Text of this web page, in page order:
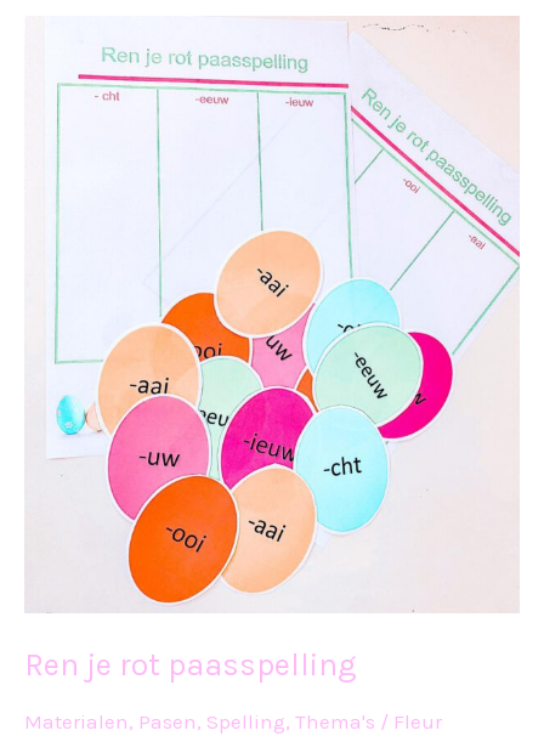
Ren je rot paasspelling
Materialen, Pasen, Spelling, Thema's / Fleur